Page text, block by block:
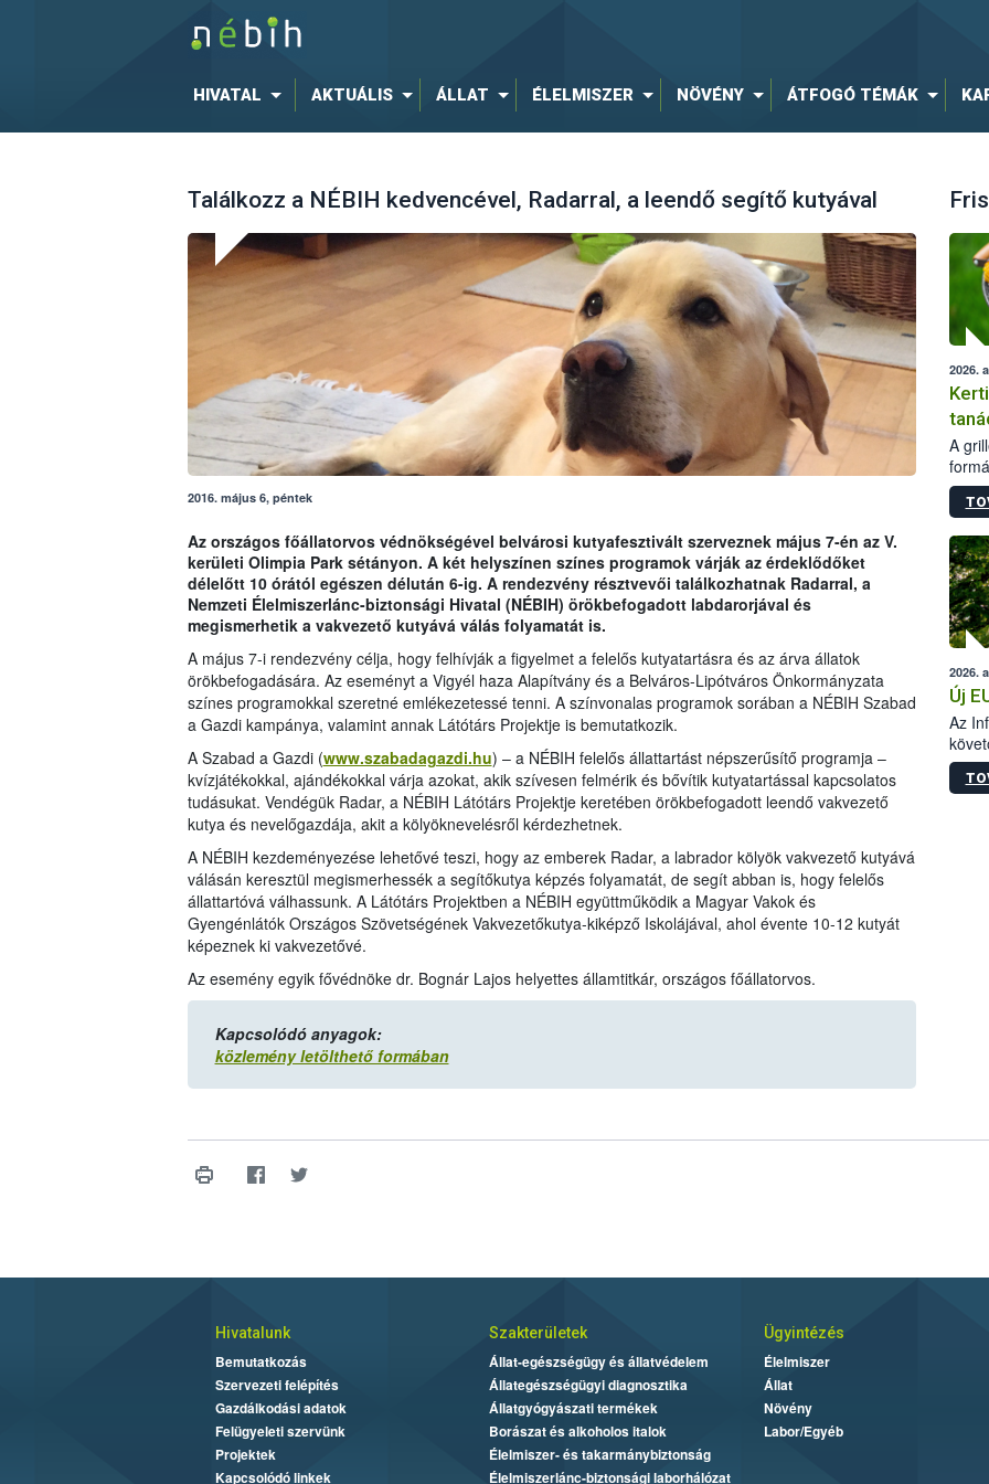
HIVATAL AKTUÁLIS ÁLLAT ÉLELMISZER NÖVÉNY ÁTFOGÓ TÉMÁK
Találkozz a NÉBIH kedvencével, Radarral, a leendő segítő kutyával
2016. május 6, péntek
Az országos főállatorvos védnökségével belvárosi kutyafesztivált szerveznek május 7-én az V.
kerületi Olimpia Park sétányon. A két helyszínen színes programok várják az érdeklődőket
délelőtt 10 órától egészen délután 6-ig. A rendezvény résztvevői találkozhatnak Radarral, a
Nemzeti Élelmiszerlánc-biztonsági Hivatal (NÉBIH) örökbefogadott labdarorjával és
megismerhetik a vakvezető kutyává válás folyamatát is.
A május 7-i rendezvény célja, hogy felhívják a figyelmet a felelős kutyatartásra és az árva állatok
örökbefogadására. Az eseményt a Vigyél haza Alapítvány és a Belváros-Lipótváros Önkormányzata
színes programokkal szeretné emlékezetessé tenni. A színvonalas programok sorában a NÉBIH Szabad
a Gazdi kampánya, valamint annak Látótárs Projektje is bemutatkozik.
A Szabad a Gazdi (www.szabadagazdi.hu) – a NÉBIH felelős állattartást népszerűsítő programja –
kvízjátékokkal, ajándékokkal várja azokat, akik szívesen felmérik és bővítik kutyatartással kapcsolatos
tudásukat. Vendégük Radar, a NÉBIH Látótárs Projektje keretében örökbefogadott leendő vakvezető
kutya és nevelőgazdája, akit a kölyöknevelésről kérdezhetnek.
A NÉBIH kezdeményezése lehetővé teszi, hogy az emberek Radar, a labrador kölyök vakvezető kutyává
válásán keresztül megismerhessék a segítőkutya képzés folyamatát, de segít abban is, hogy felelős
állattartóvá válhassunk. A Látótárs Projektben a NÉBIH együttműködik a Magyar Vakok és
Gyengénlátók Országos Szövetségének Vakvezetőkutya-kiképző Iskolájával, ahol évente 10-12 kutyát
képeznek ki vakvezetővé.
Az esemény egyik fővédnöke dr. Bognár Lajos helyettes államtitkár, országos főállatorvos.
Kapcsolódó anyagok:
közlemény letölthető formában
2026.
A
a
2026.
Új
Az
Hivatalunk
Bemutatkozás
Szervezeti felépítés
Gazdálkodási adatok
Felügyeleti szervünk
Projektek
Kapcsolódó linkek
Szakterületek
Állat-egészségügy és állatvédelem
Állategészségügyi diagnosztika
Állatgyógyászati termékek
Borászat és alkoholos italok
Élelmiszer- és takarmánybiztonság
Élelmiszerlánc-biztonsági laborhálózat
Ügyintézés
Élelmiszer
Állat
Növény
Labor/Egyéb